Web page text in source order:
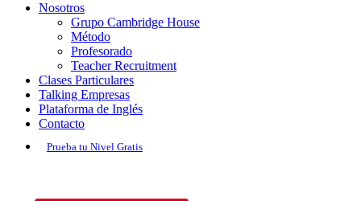
Nosotros
Grupo Cambridge House
Método
Profesorado
Teacher Recruitment
Clases Particulares
Talking Empresas
Plataforma de Inglés
Contacto
Prueba tu Nivel Gratis